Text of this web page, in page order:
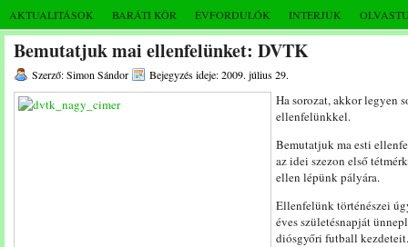
AKTUALITÁSOK BARÁTI KÖR ÉVFORDULÓK INTERJÚK
Bemutatjuk mai ellenfelünket: DVTK
Szerző: Simon Sándor Bejegyzés ideje: 2009. július 29.
Ha sorozat, akkor legyen
ellenfelünkkel.
Bemutatjuk ma esti
az idei szezon első
ellen lépünk pályára.
Ellenfelünk történészei
éves születésnapját
diósgyőri futball kezdeteit.